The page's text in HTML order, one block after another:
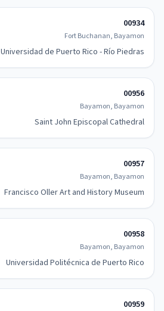
00934
Fort Buchanan, Bayamon
Universidad de Puerto Rico - Río Piedras
00956
Bayamon, Bayamon
Saint John Episcopal Cathedral
00957
Bayamon, Bayamon
Francisco Oller Art and History Museum
00958
Bayamon, Bayamon
Universidad Politécnica de Puerto Rico
00959